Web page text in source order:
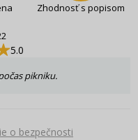
Zhodnosť s popisom
5.0
pikniku.
o bezpečnosti